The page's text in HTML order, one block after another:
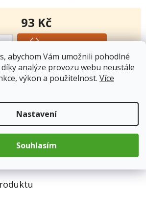
abychom Vám umožnili pohodlné
analýze provozu webu neustále
výkon a použitelnost. Více
Nastavení
Souhlasím
93 Kč
Měrná
cena: